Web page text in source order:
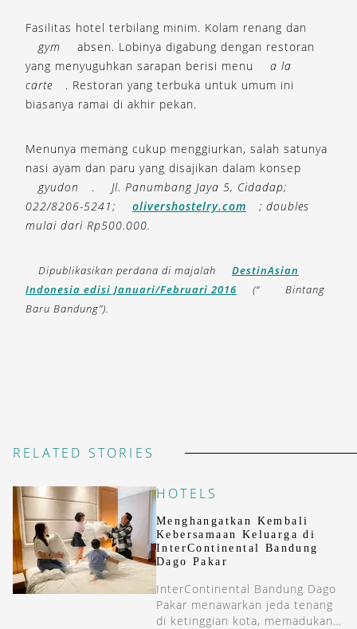
Fasilitas hotel terbilang minim. Kolam renang dan
gym
absen. Lobinya digabung dengan restoran
yang menyuguhkan sarapan berisi menu
a la
carte
. Restoran yang terbuka untuk umum ini
biasanya ramai di akhir pekan.
Menunya memang cukup menggiurkan, salah satunya
nasi ayam dan paru yang disajikan dalam konsep
gyudon
.
Jl. Panumbang Jaya 5, Cidadap;
022/8206-5241;
olivershostelry.com
; doubles
mulai dari Rp500.000.
Dipublikasikan perdana di majalah
DestinAsian
Indonesia edisi Januari/Februari 2016
(“
Bintang
Baru Bandung”).
RELATED STORIES
HOTELS
Menghangatkan Kembali
Kebersamaan Keluarga di
InterContinental Bandung
Dago Pakar
InterContinental Bandung Dago
Pakar menawarkan jeda tenang
di ketinggian kota, memadukan